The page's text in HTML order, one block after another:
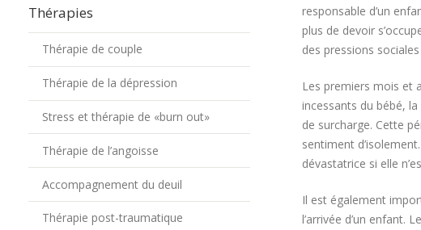
responsable d’un
plus de devoir
des pressions
Les premiers mois et
incessants du bébé,
de surcharge. Cette
sentiment
dévastatrice si elle
Il est également
l’arrivée d’un enfant.
Thérapies
Thérapie de couple
Thérapie de la dépression
Stress et thérapie de «burn out»
Thérapie de l’angoisse
Accompagnement du deuil
Thérapie post-traumatique